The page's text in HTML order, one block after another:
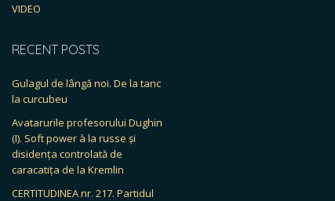
VIDEO
RECENT POSTS
Gulagul de lângă noi. De la tanc
la curcubeu
Avatarurile profesorului Dughin
(I). Soft power à la russe și
disidența controlată de
caracatița de la Kremlin
CERTITUDINEA nr. 217. Partidul